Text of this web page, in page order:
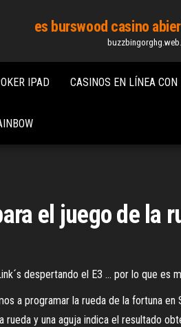
es burswood casino
IPAD CASINOS EN LÍNEA
el juego de la
despertando el E3 ... por lo que es
a programar la rueda de la fortuna
y una aguja indica el resultado